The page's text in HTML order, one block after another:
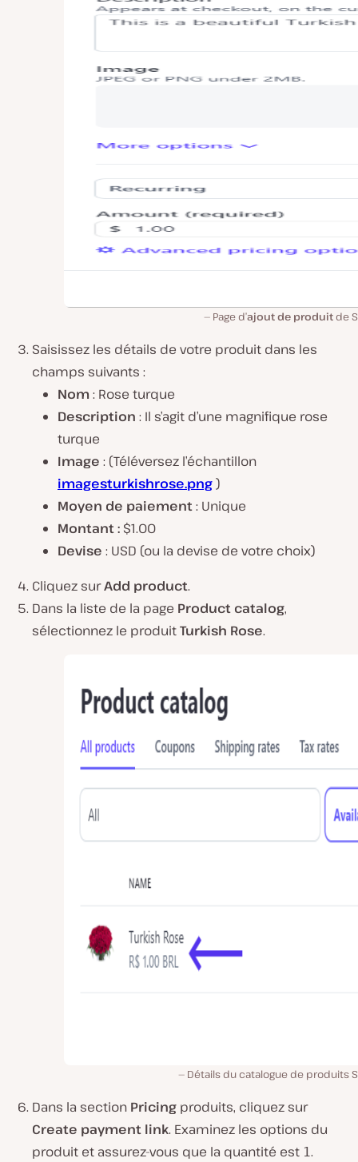
Page d’ajout de produitde
Saisissez les détails de votre produit dans les
champs suivants :
Nom : Rose turque
Description : Il s’agit d’une magnifique rose
turque
Image : (Téléversez l’échantillon
imagesturkishrose.png)
Moyen de paiement: Unique
Montant : $1.00
Devise : USD (ou la devise de votre choix)
Cliquez surAdd product.
Dans la liste de la page Product catalog,
sélectionnez le produitTurkish Rose.
Détails du catalogue de produits
Dans la section Pricing produits, cliquez sur
Create payment link. Examinez les options du
produit et assurez-vous que la quantité est 1.